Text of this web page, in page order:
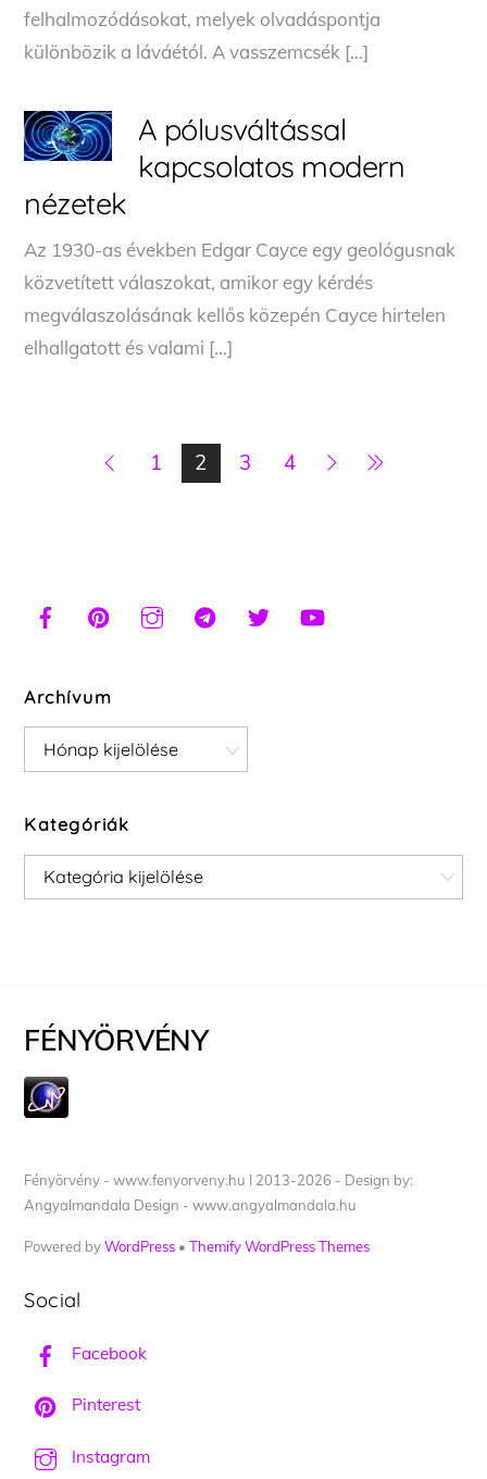
felhalmozódásokat, melyek olvadáspontja
különbözik a láváétól. A vasszemcsék […]
A pólusváltással
kapcsolatos modern
nézetek
Az 1930-as években Edgar Cayce egy geológusnak
közvetített válaszokat, amikor egy kérdés
megválaszolásának kellős közepén Cayce hirtelen
elhallgatott és valami […]
1 2 3 4
Archívum
Archívum
Kategóriák
Kategóriák
FÉNYÖRVÉNY
Fényörvény - www.fenyorveny.hu I 2013-2026 - Design by:
Angyalmandala Design - www.angyalmandala.hu
Powered byWordPress •Themify WordPress Themes
Social
Facebook
Pinterest
Instagram